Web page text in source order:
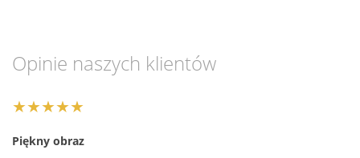
Opinie naszych klientów
★★★★★
Piękny obraz